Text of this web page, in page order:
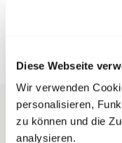
Diese Webseite
Wir verwenden
personalisieren,
zu können und die
analysieren.